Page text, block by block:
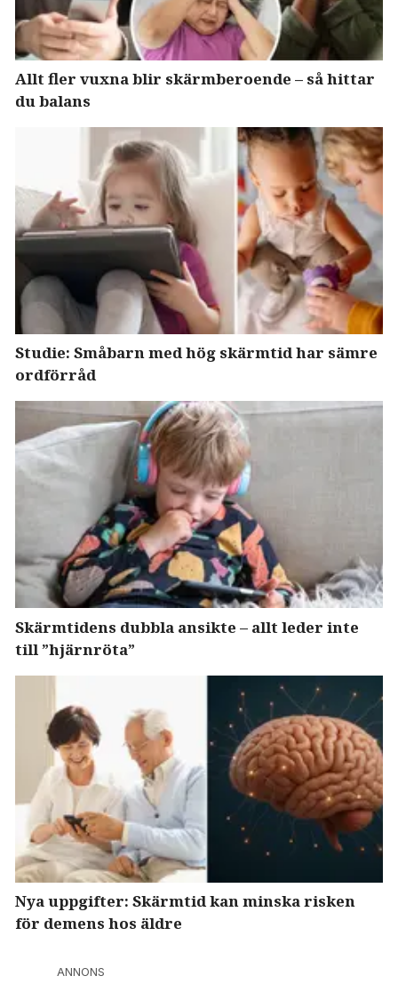
Allt fler vuxna blir skärmberoende – så hittar
du balans
Studie: Småbarn med hög skärmtid har sämre
ordförråd
Skärmtidens dubbla ansikte – allt leder inte
till ”hjärnröta”
Nya uppgifter: Skärmtid kan minska risken
för demens hos äldre
ANNONS